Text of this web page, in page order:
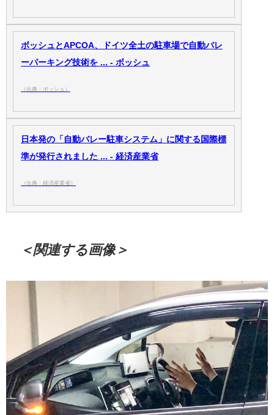
ボッシュとAPCOA、ドイツ全土の駐車場で自動バレ
ーパーキング技術を ... - ボッシュ
（出典：ボッシュ）
日本発の「自動バレー駐車システム」に関する国際標
準が発行されました ... - 経済産業省
（出典：経済産業省）
＜関連する画像＞